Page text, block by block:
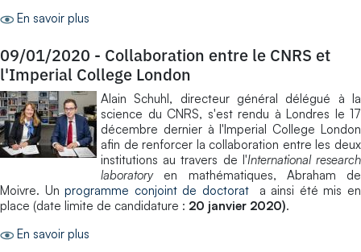
En savoir plus
09/01/2020 - Collaboration entre le CNRS et
l'Imperial College London
Alain Schuhl, directeur général délégué à la
science du CNRS, s'est rendu à Londres le 17
décembre dernier à l'Imperial College London
afin de renforcer la collaboration entre les deux
institutions au travers de l'International research
laboratoryen mathématiques, Abraham de
Moivre. Unprogramme conjoint de doctorata ainsi été mis en
place (date limite de candidature : 20 janvier 2020).
En savoir plus